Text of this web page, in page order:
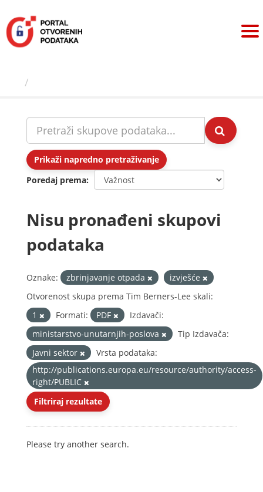
sadržaj
Prikaži napredno pretraživanje
Poredaj prema
Nisu pronađeni skupovi
podataka
Oznake: zbrinjavanje otpada
izvješće
Otvorenost skupa prema Tim Berners-Lee skali:
1
Formati: PDF
Izdavači:
ministarstvo-unutarnjih-poslova
Tip Izdavača:
Javni sektor
Vrsta podataka:
http://publications.europa.eu/resource/authority/access-
right/PUBLIC
Filtriraj rezultate
Please try another search.